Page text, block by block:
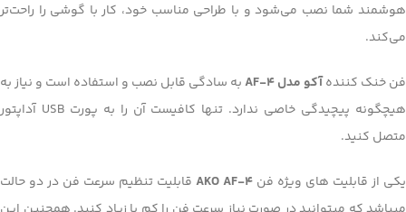
هوشمند شما نصب می‌شود و با طراحی مناسب خود، کار با گوشی را راحت‌تر
می‌کند.
فن خنک کنندهآکو مدل AF-4
به سادگی قابل نصب و استفاده است و نیاز به
هیچگونه پیچیدگی خاصی ندارد. تنها کافیست آن را به پورت USB آداپتور
متصل کنید.
یکی از قابلیت های ویژه فن AKO AF-4 قابلیت تنظیم سرعت فن در دو حالت